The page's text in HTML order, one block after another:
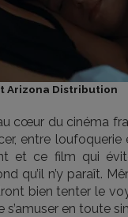
Arizona Distribution
cœur du cinéma
entre
et ce film qui
qu’il n’y paraît.
bien tenter le
en toute